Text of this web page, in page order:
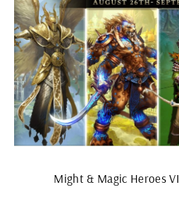
Might & Magic Heroes